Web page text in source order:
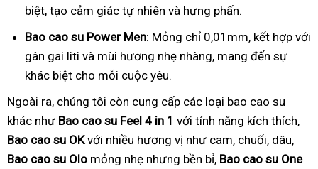
biệt, tạo cảm giác tự nhiên và hưng phấn.
Bao cao su Power Men: Mỏng chỉ 0,01mm, kết hợp với
gân gai liti và mùi hương nhẹ nhàng, mang đến sự
khác biệt cho mỗi cuộc yêu.
Ngoài ra, chúng tôi còn cung cấp các loại bao cao su
khác như Bao cao su Feel 4 in 1 với tính năng kích thích,
Bao cao su OKvới nhiều hương vị như cam, chuối, dâu,
Bao cao su Olo mỏng nhẹ nhưng bền bỉ, Bao cao su One